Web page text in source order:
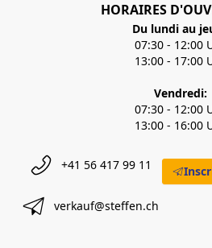
HORAIRES
Du lundi au
07:30 - 12:00
13:00 - 17:00
Vendredi:
07:30 - 12:00
13:00 - 16:00
+41 56 417 99 11
verkauf@steffen.ch